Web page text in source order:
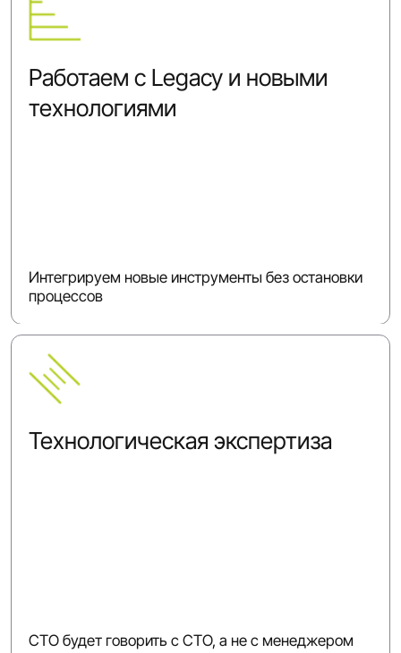
Работаем с Legacy и новыми
технологиями
Интегрируем новые инструменты без остановки
процессов
Технологическая экспертиза
CTO будет говорить с CTO, а не с менеджером